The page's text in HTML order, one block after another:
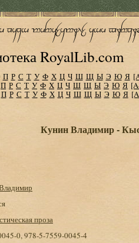
RoyalLib.com
П Р С Т У Ф Х Ц Ч Ш Щ Ы Э Ю Я
П Р С Т У Ф Х Ц Ч Ш Щ Ы Э Ю Я
П Р С Т У Ф Х Ц Ч Ш Щ Ы Э Ю Я
Кунин Владимир -
проза
0, 978-5-7559-0045-4